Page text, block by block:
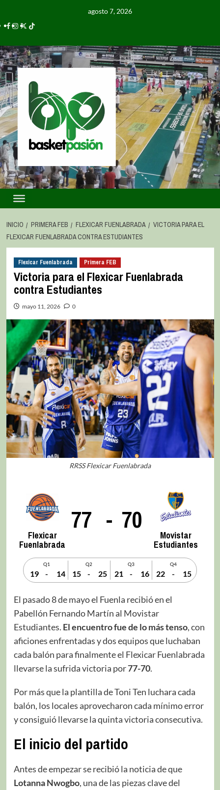
agosto 7, 2026
INICIO PRIMERA FEB FLEXICAR FUENLABRADA
VICTORIA PARA EL
FLEXICAR FUENLABRADA CONTRA ESTUDIANTES
Flexicar Fuenlabrada Primera FEB
Victoria para el Flexicar Fuenlabrada
contra Estudiantes
mayo 11, 2026 0
RRSS Flexicar Fuenlabrada
Flexicar
Fuenlabrada
77 - 70
Movistar
Estudiantes
Q1
19 - 14
Q2
15 - 25
Q3
21 - 16
Q4
22 - 15
El pasado 8 de mayo el Fuenla recibió en el
Pabellón Fernando Martín al Movistar
Estudiantes. El encuentro fue de lo más tenso, con
aficiones enfrentadas y dos equipos que luchaban
cada balón para finalmente el Flexicar Fuenlabrada
llevarse la sufrida victoria por77-70.
Por más que la plantilla de Toni Ten luchara cada
balón, los locales aprovecharon cada mínimo error
y consiguió llevarse la quinta victoria consecutiva.
El inicio del partido
Antes de empezar se recibió la noticia de que
Lotanna Nwogbo, una de las piezas clave del